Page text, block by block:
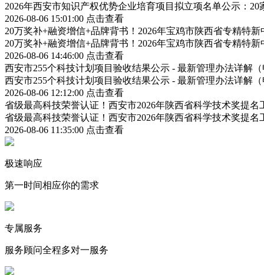
2026年西安市知识产权优势企业培育项目拟立项名单公示：
2026-08-06 15:01:00 点击查看
20万奖补+融资增信+品牌背书！2026年宝鸡市陕西省专精特
20万奖补+融资增信+品牌背书！2026年宝鸡市陕西省专精特
2026-08-06 14:46:00 点击查看
西安市255个科技计划项目验收结果公示 - 最新管理办法详解
西安市255个科技计划项目验收结果公示 - 最新管理办法详解
2026-08-06 12:12:00 点击查看
省级最高科技荣誉认证！西安市2026年陕西省科学技术奖提
省级最高科技荣誉认证！西安市2026年陕西省科学技术奖提
2026-08-06 11:35:00 点击查看
极速响应
第一时间相应你的需求
专属服务
服务顾问全程多对一服务